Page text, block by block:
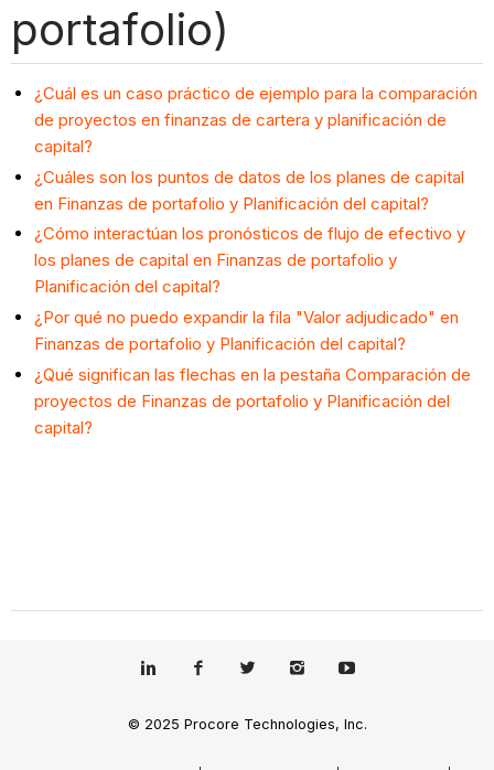
portafolio)
¿Cuál es un caso práctico de ejemplo para la comparación
de proyectos en finanzas de cartera y planificación de
capital?
¿Cuáles son los puntos de datos de los planes de capital
en Finanzas de portafolio y Planificación del capital?
¿Cómo interactúan los pronósticos de flujo de efectivo y
los planes de capital en Finanzas de portafolio y
Planificación del capital?
¿Por qué no puedo expandir la fila "Valor adjudicado" en
Finanzas de portafolio y Planificación del capital?
¿Qué significan las flechas en la pestaña Comparación de
proyectos de Finanzas de portafolio y Planificación del
capital?
© 2025 Procore Technologies, Inc.